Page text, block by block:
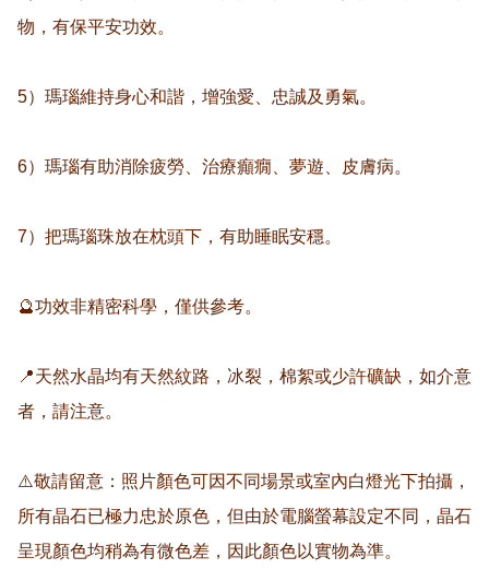
物，有保平安功效。
5）瑪瑙維持身心和諧，增強愛、忠誠及勇氣。
6）瑪瑙有助消除疲勞、治療癲癇、夢遊、皮膚病。
7）把瑪瑙珠放在枕頭下，有助睡眠安穩。
🔮功效非精密科學，僅供參考。
📍天然水晶均有天然紋路，冰裂，棉絮或少許礦缺，如介意
者，請注意。
⚠️敬請留意：照片顏色可因不同場景或室內白燈光下拍攝，
所有晶石已極力忠於原色，但由於電腦螢幕設定不同，晶石
呈現顏色均稍為有微色差，因此顏色以實物為準。